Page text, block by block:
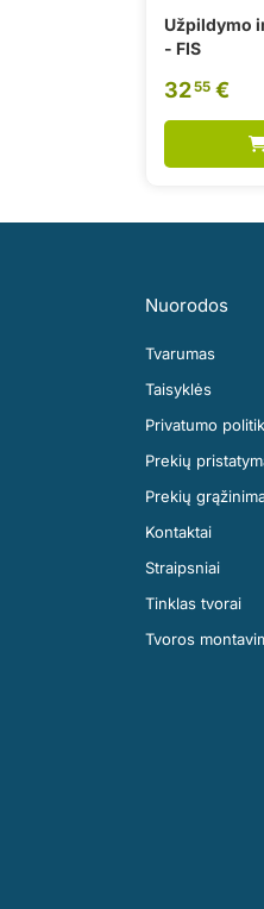
Užpildymo
- FIS
3255 €
Nuorodos
Tvarumas
Taisyklės
Privatumo
Prekių
Prekių
Kontaktai
Straipsniai
Tinklas tvorai
Tvoros